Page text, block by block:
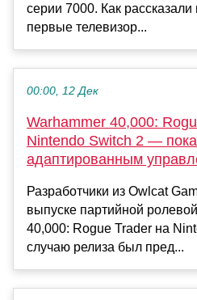
серии 7000. Как
первые телевизор...
00:00, 12 Дек
Warhammer 40,000:
Nintendo Switch 2 —
адаптированным
Разработчики из Owlcat
выпуске партийной
40,000: Rogue Trader на
случаю релиза был пред...